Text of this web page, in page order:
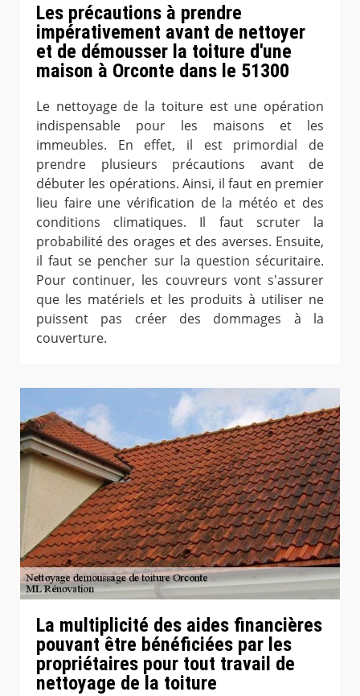
Les précautions à prendre
impérativement avant de nettoyer
et de démousser la toiture d'une
maison à Orconte dans le 51300
Le nettoyage de la toiture est une opération
indispensable pour les maisons et les
immeubles. En effet, il est primordial de
prendre plusieurs précautions avant de
débuter les opérations. Ainsi, il faut en premier
lieu faire une vérification de la météo et des
conditions climatiques. Il faut scruter la
probabilité des orages et des averses. Ensuite,
il faut se pencher sur la question sécuritaire.
Pour continuer, les couvreurs vont s'assurer
que les matériels et les produits à utiliser ne
puissent pas créer des dommages à la
couverture.
La multiplicité des aides financières
pouvant être bénéficiées par les
propriétaires pour tout travail de
nettoyage de la toiture